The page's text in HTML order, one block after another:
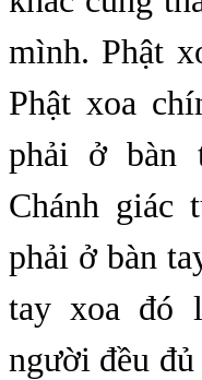
mình. Phật
Phật xoa
phải ở bàn
Chánh giác
phải ở bàn
tay xoa đó
người đều